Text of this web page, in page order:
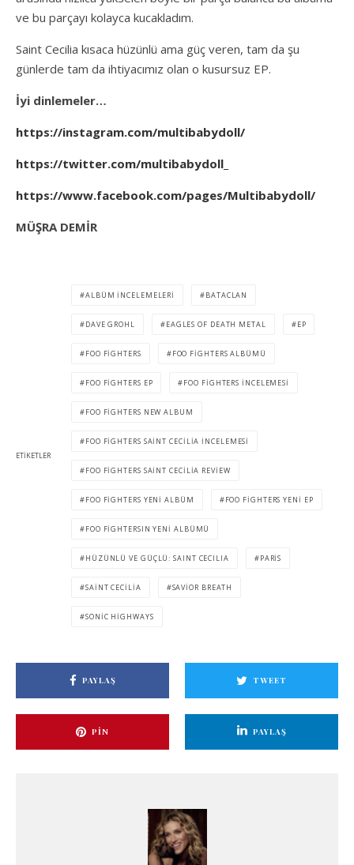
ve bu parçayı kolayca kucakladım.
Saint Cecilia kısaca hüzünlü ama güç veren, tam da şu
günlerde tam da ihtiyacımız olan o kusursuz EP.
İyi dinlemeler…
https://instagram.com/multibabydoll/
https://twitter.com/multibabydoll_
https://www.facebook.com/pages/Multibabydoll/
MÜŞRA DEMİR
ETIKETLER
ALBÜM INCELEMELERI BATACLAN
DAVE GROHL EAGLES OF DEATH METAL EP
FOO FIGHTERS FOO FIGHTERS ALBÜMÜ
FOO FIGHTERS EP FOO FIGHTERS INCELEMESI
FOO FIGHTERS NEW ALBUM
FOO FIGHTERS SAINT CECILIA INCELEMESI
FOO FIGHTERS SAINT CECILIA REVIEW
FOO FIGHTERS YENI ALBÜM FOO FIGHTERS YENI EP
FOO FIGHTERSIN YENI ALBÜMÜ
HÜZÜNLÜ VE GÜÇLÜ: SAINT CECILIA PARIS
SAINT CECILIA SAVIOR BREATH
SONIC HIGHWAYS
PAYLAŞ TWEET
PIN PAYLAŞ